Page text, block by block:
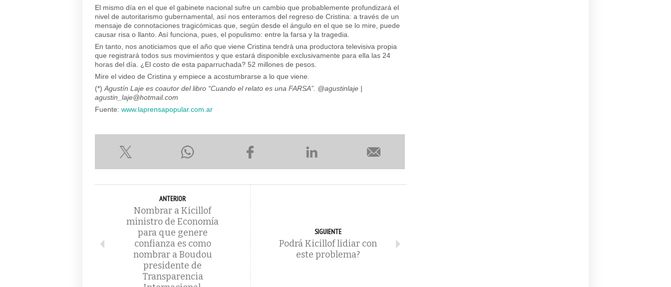
El mismo día en el que el gabinete nacional sufre un cambio que probablemente profundizará el
nivel de autoritarismo gubernamental, así nos enteramos del regreso de Cristina: a través de un
mensaje de connotaciones tragicómicas que, según desde el ángulo en el que se lo mire, puede
causar risa o llanto. Así funciona, pues, el populismo: entre la farsa y la tragedia.
En tanto, nos anoticiamos que el año que viene Cristina tendrá una productora televisiva propia
que registrará todos sus movimientos y que estará disponible exclusivamente para ella las 24
horas del día. ¿El costo de esta paparruchada? 52 millones de pesos.
Mire el video de Cristina y empiece a acostumbrarse a lo que viene.
(*) Agustín Laje es coautor del libro “Cuando el relato es una FARSA”. @agustinlaje |
agustin_laje@hotmail.com
Fuente: www.laprensapopular.com.ar
ANTERIOR
Nombrar a Kicillof
ministro de Economía
para que genere
confianza es como
nombrar a Boudou
presidente de
Transparencia
SIGUIENTE
Podrá Kicillof lidiar con
este problema?